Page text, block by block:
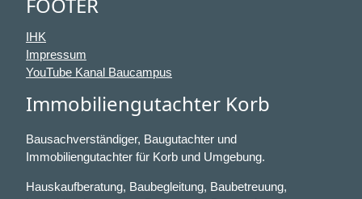
FOOTER
IHK
Impressum
YouTube Kanal Baucampus
Immobiliengutachter Korb
Bausachverständiger, Baugutachter und
Immobiliengutachter für Korb und Umgebung.
Hauskaufberatung, Baubegleitung, Baubetreuung,